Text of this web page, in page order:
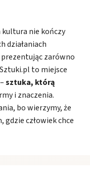
kultura nie kończy
działaniach
prezentując zarówno
to miejsce
sztuka, którą
i znaczenia.
bo wierzymy, że
człowiek chce